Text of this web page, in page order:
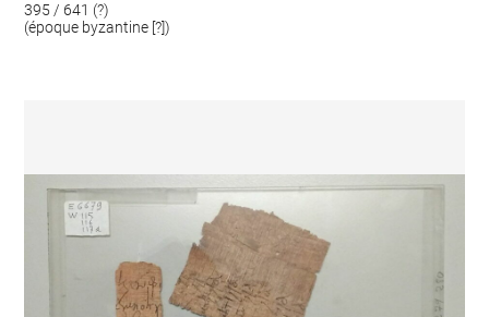
395 / 641 (?)
(époque byzantine [?])